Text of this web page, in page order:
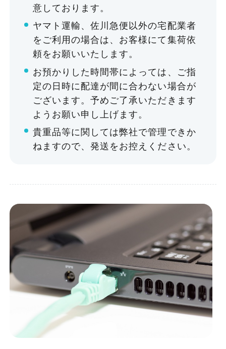
⼤事な会議やイベントはおまかせくだ
さい。
⼤切なお客様へ上質な空間をご提供。
¥18,480〜
¥66,220
詳細を見る
Dタイプ
84㎡
〜66名
¥23,100〜
諸注意
価格は全て税込表記です。
土曜・日曜・祝日は室料が平日単価の2割
増となります。
備品は別途レンタル料が必要です。くわし
F・G・H・Iタイプについては、シアター形
お支払いについて
お支払いは銀行振込、もしくは当館受付窓
口でのご精算となります。
キャッシュレス決済は非対応です。
お申込み後に請求書を発行いたしますの
で、ご利用日の1週間前までにお支払いくだ
さい。
意しております。
ヤマト運輸、佐川急便以外の宅配業者
をご利用の場合は、お客様にて集荷依
頼をお願いいたします。
お預かりした時間帯によっては、ご指
定の日時に配達が間に合わない場合が
ございます。予めご了承いただきます
ようお願い申し上げます。
貴重品等に関しては弊社で管理できか
ねますので、発送をお控えください。